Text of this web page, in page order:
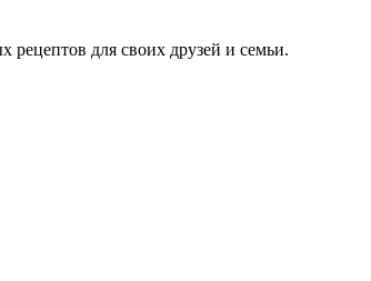
рецептов для своих друзей и семьи.